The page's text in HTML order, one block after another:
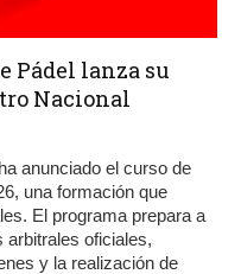
Pádel lanza su
Nacional
anunciado el curso de
una formación que
El programa prepara a
arbitrales oficiales,
y la realización de